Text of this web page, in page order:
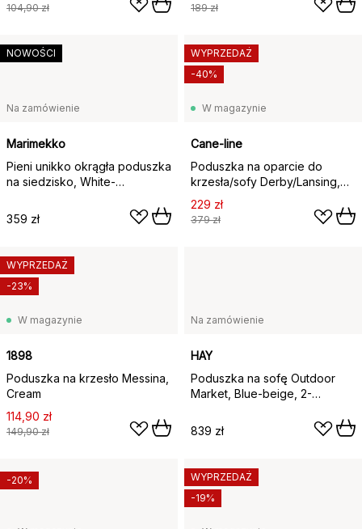
104,90 zł 189 zł
Na zamówienie
Marimekko
Pieni unikko okrągła poduszka
na siedzisko, White-
brown
359 zł
NOWOŚCI
W magazynie
Cane-line
Poduszka na oparcie do
krzesła/sofy Derby/Lansing,
Cane-line Natté taupe
229 zł
379 zł
WYPRZEDAŻ
-40%
W magazynie
1898
Poduszka na krzesło Messina,
Cream
114,90 zł
149,90 zł
WYPRZEDAŻ
-23%
Na zamówienie
HAY
Poduszka na sofę Outdoor
Market, Blue-beige, 2-
839 zł
-20%
WYPRZEDAŻ
-19%